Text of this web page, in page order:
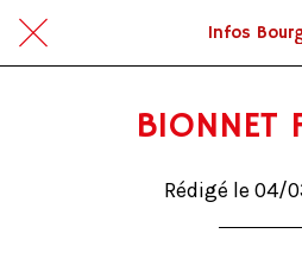
Infos
BIONNET
Rédigé le 04/